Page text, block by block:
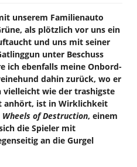
unserem Familienauto
als plötzlich vor uns ein
und uns mit seiner
unter Beschuss
ich ebenfalls meine Onbord-
dahin zurück, wo er
vielleicht wie der trashigste
anhört, ist in Wirklichkeit
Wheels of Destruction, einem
die Spieler mit
an die Gurgel